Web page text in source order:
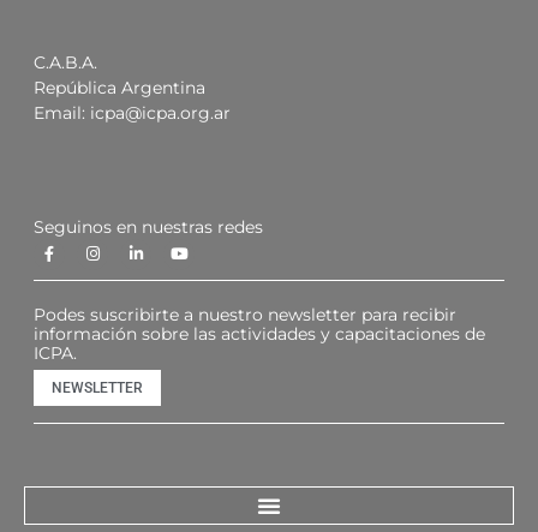
C.A.B.A.
República Argentina
Email: icpa@icpa.org.ar
Seguinos en nuestras redes
Podes suscribirte a nuestro newsletter para recibir
información sobre las actividades y capacitaciones de
ICPA.
NEWSLETTER